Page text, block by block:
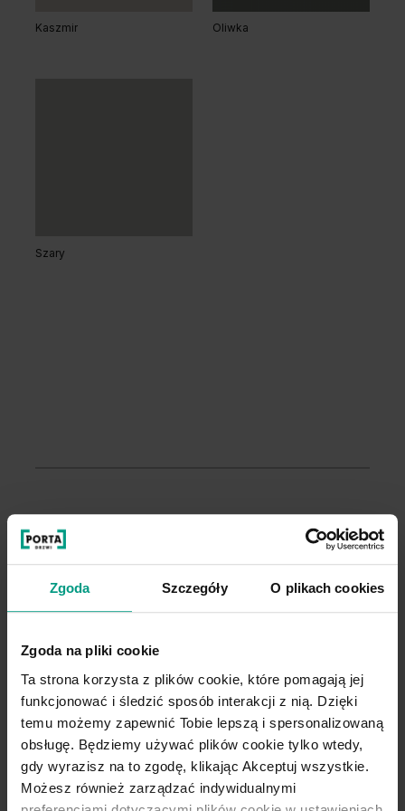
Zgoda Szczegóły O plikach cookies
Zgoda na pliki cookie
Ta strona korzysta z plików cookie, które pomagają jej
funkcjonować i śledzić sposób interakcji z nią. Dzięki
temu możemy zapewnić Tobie lepszą i spersonalizowaną
obsługę. Będziemy używać plików cookie tylko wtedy,
gdy wyrazisz na to zgodę, klikając Akceptuj wszystkie.
Możesz również zarządzać indywidualnymi
Kaszmir Oliwka
Szary
Pozostałe modele
z kolekcji PORTA HARMONY